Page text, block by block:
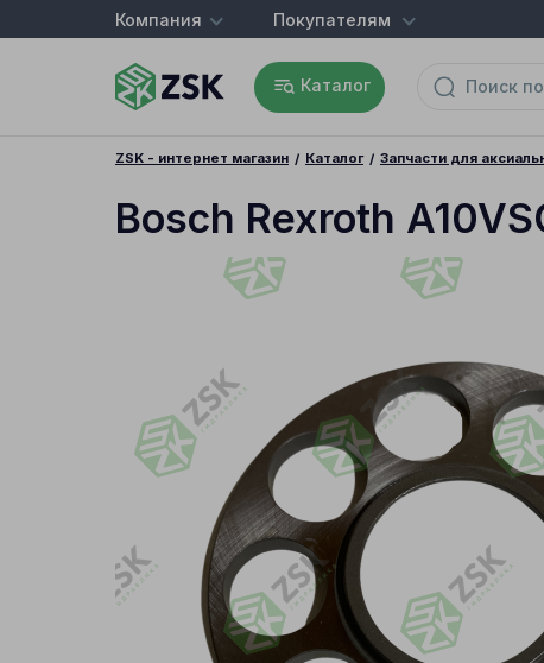
Компания Покупателям
Каталог
ZSK - интернет магазин Каталог Запчасти для
Bosch Rexroth